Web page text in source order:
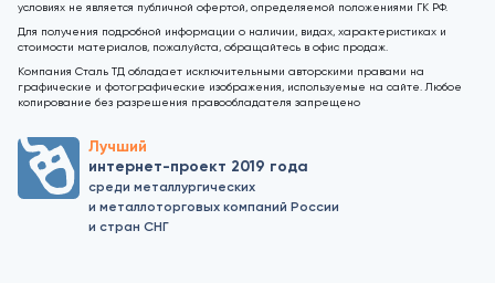
условиях не является публичной офертой, определяемой положениями ГК РФ.
Для получения подробной информации о наличии, видах, характеристиках и
стоимости материалов, пожалуйста, обращайтесь в офис продаж.
Компания Сталь ТД обладает исключительными авторскими правами на
графические и фотографические изображения, используемые на сайте. Любое
копирование без разрешения правообладателя запрещено
Лучший
интернет-проект 2019 года
среди металлургических
и металлоторговых компаний России
и стран СНГ